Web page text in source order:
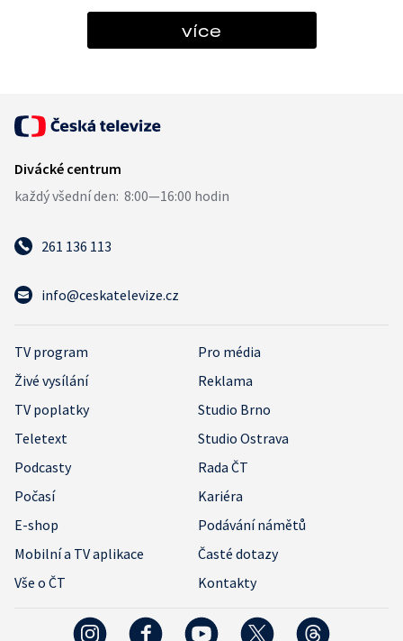
více
261 136 113
info@ceskatelevize.cz
TV program
Pro média
Živé vysílání
Reklama
TV poplatky
Studio Brno
Teletext
Studio Ostrava
Podcasty
Rada ČT
Počasí
Kariéra
E-shop
Podávání námětů
Mobilní a TV aplikace
Časté dotazy
Vše o ČT
Kontakty